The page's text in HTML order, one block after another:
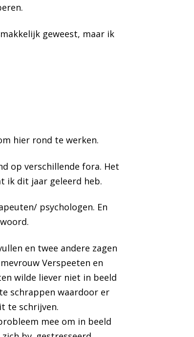
geweest, maar ik
hier rond te werken.
op verschillende fora. Het
ik dit jaar geleerd heb.
psychologen. En
en twee andere zagen
Verspeeten en
wilde liever niet in beeld
schrappen waardoor er
te schrijven.
mee om in beeld